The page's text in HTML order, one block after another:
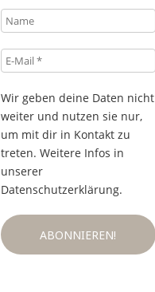
Name
E-
*
Wir geben deine Daten nicht
weiter und nutzen sie nur,
um mit dir in Kontakt zu
treten. Weitere Infos in
unserer
Datenschutzerklärung.